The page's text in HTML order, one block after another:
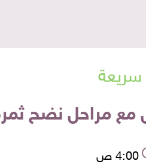
مراحل نضح
4:00 ص